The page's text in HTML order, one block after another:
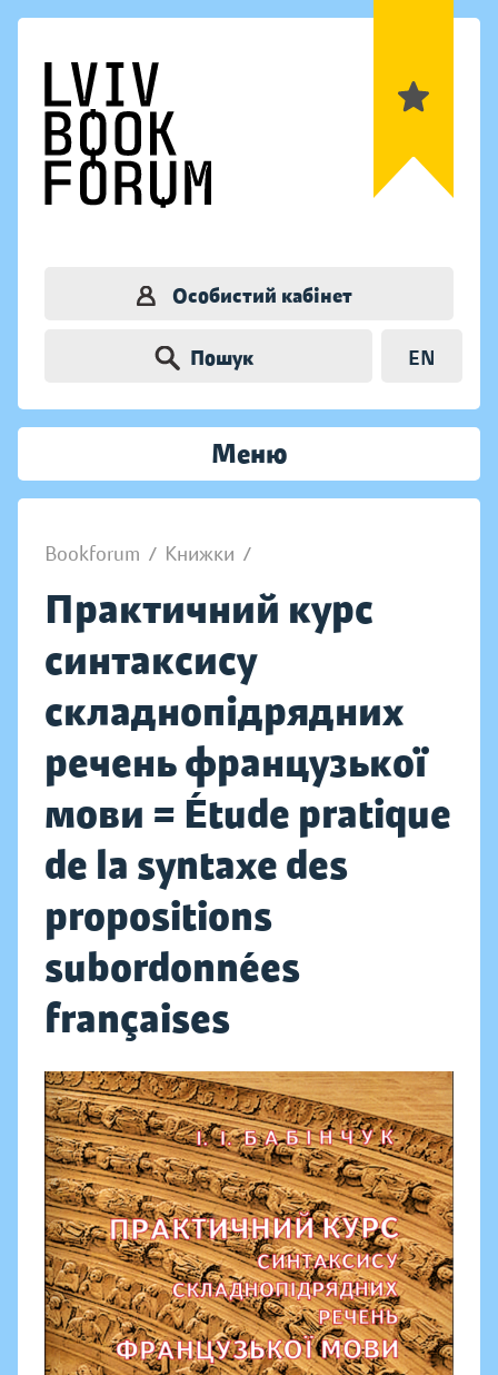
Особистий кабінет
Пошук EN
Меню
Bookforum / Книжки /
Практичний курс
синтаксису
складнопідрядних
речень французької
мови = Étude pratique
de la syntaxe des
propositions
subordonnées
françaises